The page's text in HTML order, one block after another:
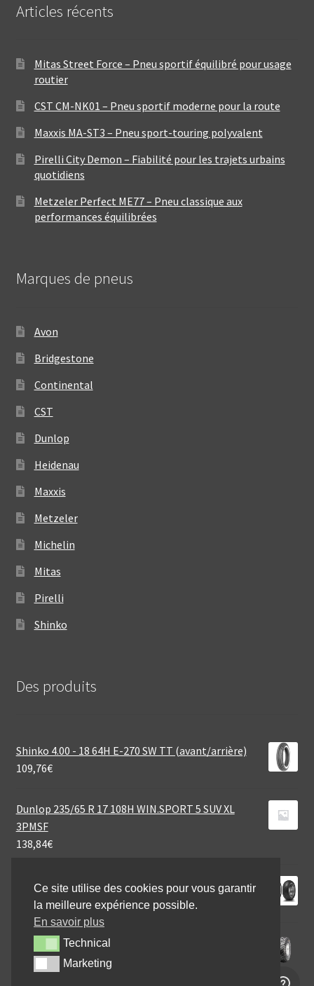
Articles récents
Mitas Street Force – Pneu sportif équilibré pour usage
routier
CST CM-NK01 – Pneu sportif moderne pour la route
Maxxis MA-ST3 – Pneu sport-touring polyvalent
Pirelli City Demon – Fiabilité pour les trajets urbains
quotidiens
Metzeler Perfect ME77 – Pneu classique aux
performances équilibrées
Marques de pneus
Avon
Bridgestone
Continental
CST
Dunlop
Heidenau
Maxxis
Metzeler
Michelin
Mitas
Pirelli
Shinko
Des produits
Shinko 4.00 - 18 64H E-270 SW TT (avant/arrière)
109,76€
Dunlop 235/65 R 17 108H WIN.SPORT 5 SUV XL
3PMSF
138,84€
Dunlop D 423 130/70 R 18 63V TL (avant)
177,41€
CST 22X11 - 10 47N C-828 6PR
69,60€
Ce site utilise des cookies pour vous garantir
la meilleure expérience possible.
En savoir plus
TechnicalTechnical
MarketingMarketing